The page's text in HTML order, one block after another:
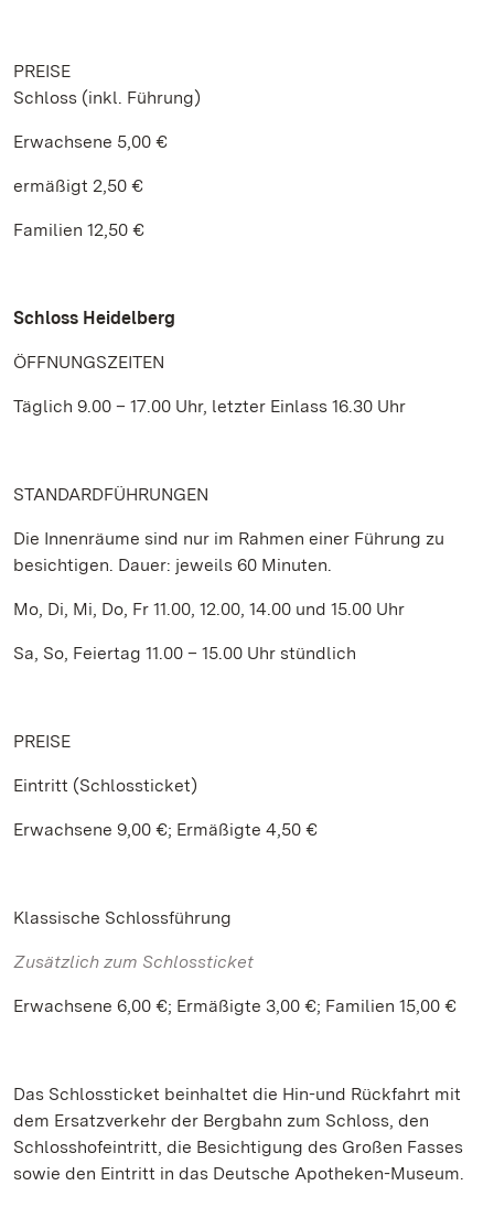
PREISE
Schloss (inkl. Führung)
Erwachsene 5,00 €
ermäßigt 2,50 €
Familien 12,50 €
Schloss Heidelberg
ÖFFNUNGSZEITEN
Täglich 9.00 – 17.00 Uhr, letzter Einlass 16.30 Uhr
STANDARDFÜHRUNGEN
Die Innenräume sind nur im Rahmen einer Führung zu
besichtigen. Dauer: jeweils 60 Minuten.
Mo, Di, Mi, Do, Fr 11.00, 12.00, 14.00 und 15.00 Uhr
Sa, So, Feiertag 11.00 – 15.00 Uhr stündlich
PREISE
Eintritt (Schlossticket)
Erwachsene 9,00 €; Ermäßigte 4,50 €
Klassische Schlossführung
Zusätzlich zum Schlossticket
Erwachsene 6,00 €; Ermäßigte 3,00 €; Familien 15,00 €
Das Schlossticket beinhaltet die Hin-und Rückfahrt mit
dem Ersatzverkehr der Bergbahn zum Schloss, den
Schlosshofeintritt, die Besichtigung des Großen Fasses
sowie den Eintritt in das Deutsche Apotheken-Museum.